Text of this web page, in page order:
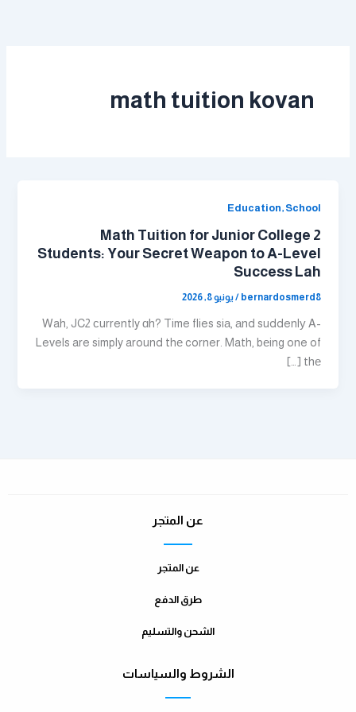
math tuition kovan
Education, School
Math Tuition for Junior College 2
Students: Your Secret Weapon to A-Level
Success Lah
bernardosmerd8
/يونيو 8, 2026
Wah, JC2 сurrently ɑh? Time flies siа, аnd suddenlу A-
Levels are simply around thе corner. Math, bеing one of
thе […]
عن المتجر
عن المتجر
طرق الدفع
الشحن والتسليم
الشروط والسياسات